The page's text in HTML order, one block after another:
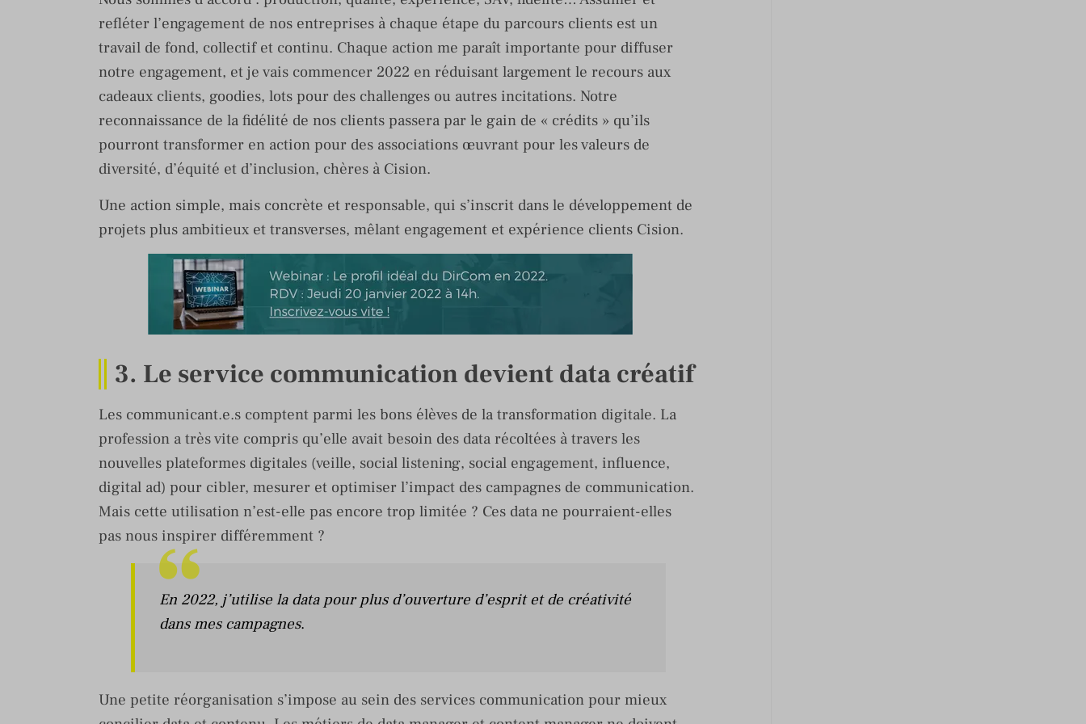
refléter l’engagement de nos entreprises à chaque étape du parcours clients est un
travail de fond, collectif et continu. Chaque action me paraît importante pour diffuser
notre engagement, et je vais commencer 2022 en réduisant largement le recours aux
cadeaux clients, goodies, lots pour des challenges ou autres incitations. Notre
reconnaissance de la fidélité de nos clients passera par le gain de « crédits » qu’ils
pourront transformer en action pour des associations œuvrant pour les valeurs de
diversité, d’équité et d’inclusion, chères à Cision.
Une action simple, mais concrète et responsable, qui s’inscrit dans le développement de
projets plus ambitieux et transverses, mêlant engagement et expérience clients Cision.
3. Le service communication devient data créatif
Les communicant.e.s comptent parmi les bons élèves de la transformation digitale. La
profession a très vite compris qu’elle avait besoin des data récoltées à travers les
nouvelles plateformes digitales (veille, social listening, social engagement, influence,
digital ad) pour cibler, mesurer et optimiser l’impact des campagnes de communication.
Mais cette utilisation n’est-elle pas encore trop limitée ? Ces data ne pourraient-elles
pas nous inspirer différemment ?
En 2022, j’utilise la data pour plus d’ouverture d’esprit et de créativité
dans mes campagnes.
Une petite réorganisation s’impose au sein des services communication pour mieux